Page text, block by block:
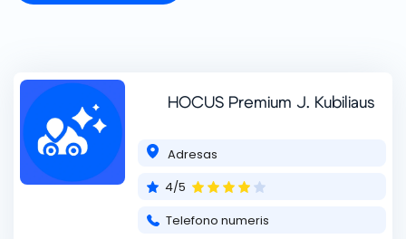
HOCUS Premium Forum Palace
Hocus – tai daugiau nei švaros centrai. Čia automobiliai
HOCUS Premium J. Kubiliaus
Adresas
4/5
Telefono numeris